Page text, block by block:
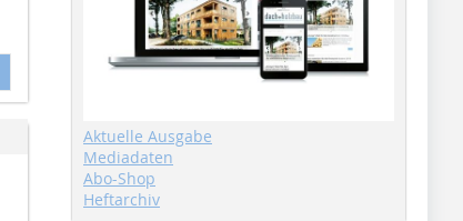
Aktuelle Ausgabe
Mediadaten
Abo-Shop
Heftarchiv